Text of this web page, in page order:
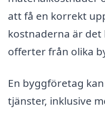
att få en korrekt
kostnaderna är
offerter från olika
En byggföretag
tjänster, inklusive